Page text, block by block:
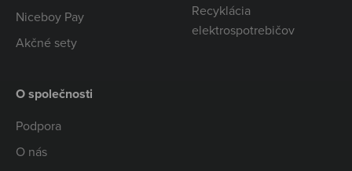
Niceboy Pay
Akčné sety
Recyklácia
elektrospotrebičov
O společnosti
Podpora
O nás